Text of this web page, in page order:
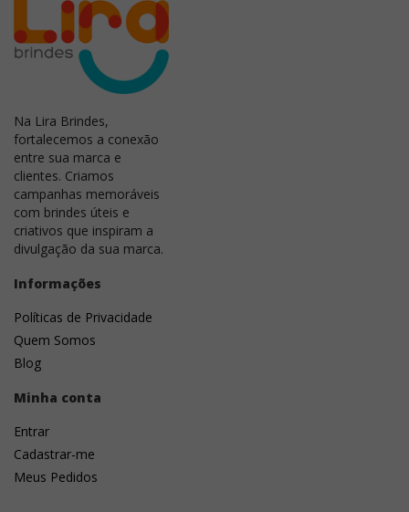
Na Lira Brindes,
fortalecemos a conexão
entre sua marca e
clientes. Criamos
campanhas memoráveis
com brindes úteis e
criativos que inspiram a
divulgação da sua marca.
Informações
Políticas de Privacidade
Quem Somos
Blog
Minha conta
Entrar
Cadastrar-me
Meus Pedidos